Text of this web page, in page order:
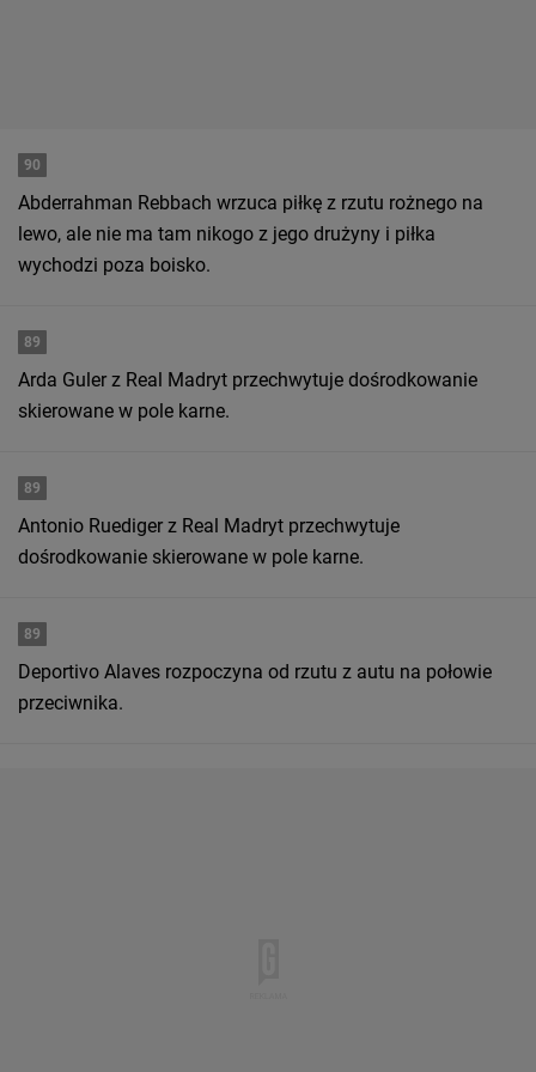
90
Abderrahman Rebbach wrzuca piłkę z rzutu rożnego na
lewo, ale nie ma tam nikogo z jego drużyny i piłka
wychodzi poza boisko.
89
Arda Guler z Real Madryt przechwytuje dośrodkowanie
skierowane w pole karne.
89
Antonio Ruediger z Real Madryt przechwytuje
dośrodkowanie skierowane w pole karne.
89
Deportivo Alaves rozpoczyna od rzutu z autu na połowie
przeciwnika.